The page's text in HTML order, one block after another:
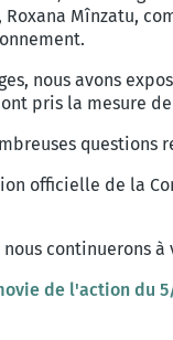
Roxana Mînzatu,
nous avons
pris la mesure
questions
officielle de la
nous continuerons
de l'action du